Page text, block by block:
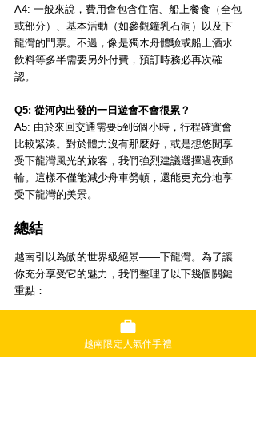
A4: 一般來說，費用會包含住宿、船上餐食（全包
或部分）、基本活動（如參觀鐘乳石洞）以及下
龍灣的門票。不過，像是獨木舟體驗或船上酒水
飲料等多半需要另外付費，預訂時務必再次確
認。
Q5: 從河內出發的一日遊會不會很累？
A5: 由於來回交通需要5到6個小時，行程確實會
比較緊湊。對於體力沒有那麼好，或是想悠閒享
受下龍灣風光的旅客，我們強烈建議選擇過夜郵
輪。這樣不僅能減少舟車勞頓，還能更充分地享
受下龍灣的美景。
總結
越南引以為傲的世界級絕景——下龍灣。為了讓
你充分享受它的魅力，我們整理了以下幾個關鍵
重點：
從河內出發，搭乘豪華接駁小巴既舒
適又方便，車程約2.5小時。如果想要更靈活
的行程安排，私人包車也是不錯的選擇。
越南限定人氣伴手禮